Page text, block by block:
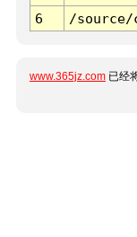
6 /
www.365jz.com 已经